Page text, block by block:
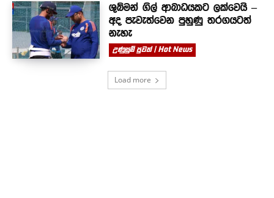
ශුබ්මන් ගිල් ආබාධයකට ලක්වෙයි –
අද පැවැත්වෙන පුහුණු තරගයටත්
නැහැ
උණුසුම් පුවත් | Hot News
Load more